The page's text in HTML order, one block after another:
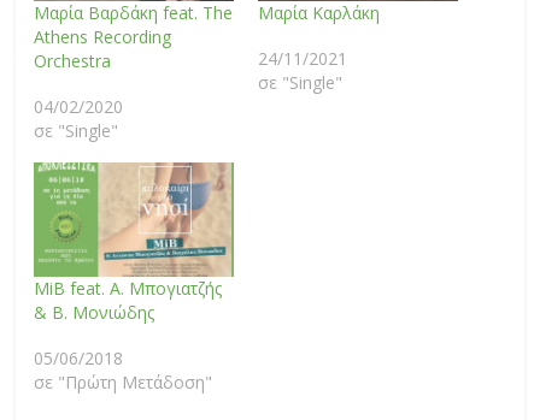
Μαρία Βαρδάκη feat. The
Athens Recording
Orchestra
04/02/2020
σε "Single"
Μαρία Καρλάκη
24/11/2021
σε "Single"
MiB feat. Α. Μπογιατζής
& Β. Μονιώδης
05/06/2018
σε "Πρώτη Μετάδοση"